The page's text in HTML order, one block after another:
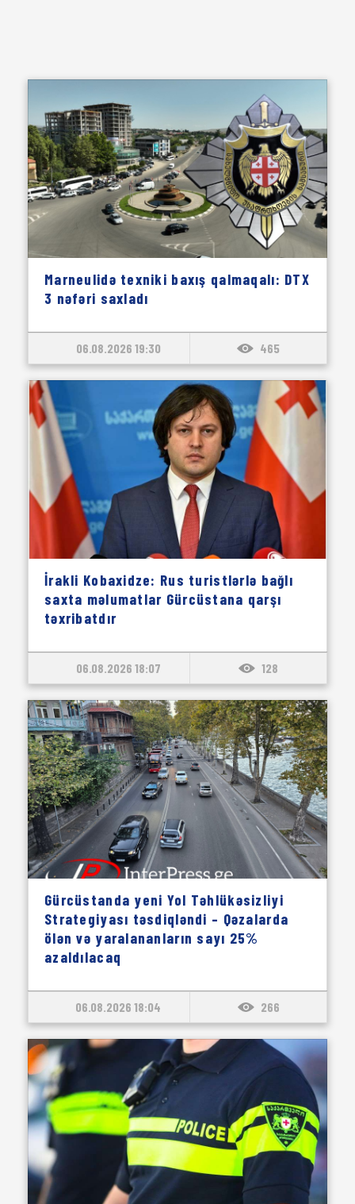
Marneulidə texniki baxış qalmaqalı: DTX
3 nəfəri saxladı
06.08.2026 19:30 465
İrakli Kobaxidze: Rus turistlərlə bağlı
saxta məlumatlar Gürcüstana qarşı
təxribatdır
06.08.2026 18:07 128
Gürcüstanda yeni Yol Təhlükəsizliyi
Strategiyası təsdiqləndi – Qəzalarda
ölən və yaralananların sayı 25%
azaldılacaq
06.08.2026 18:04 266